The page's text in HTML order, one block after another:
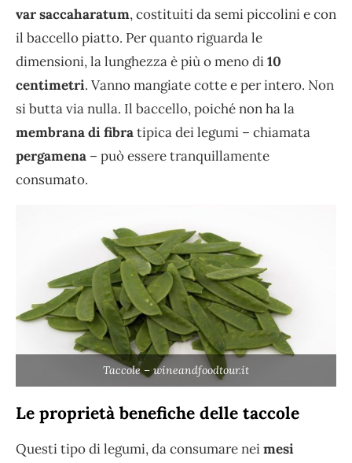
var saccaharatum, costituiti da semi piccolini e con
il baccello piatto. Per quanto riguarda le
dimensioni, la lunghezza è più o meno di10
centimetri. Vanno mangiate cotte e per intero. Non
si butta via nulla. Il baccello, poiché non ha la
membrana di fibratipica dei legumi – chiamata
pergamena – può essere tranquillamente
consumato.
Taccole – wineandfoodtour.it
Le proprietà benefiche delle taccole
Questi tipo di legumi, da consumare neimesi